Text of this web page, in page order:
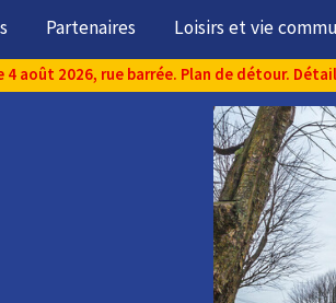
Partenaires Loisirs et vie
4 août 2026, rue barrée. Plan de détour.